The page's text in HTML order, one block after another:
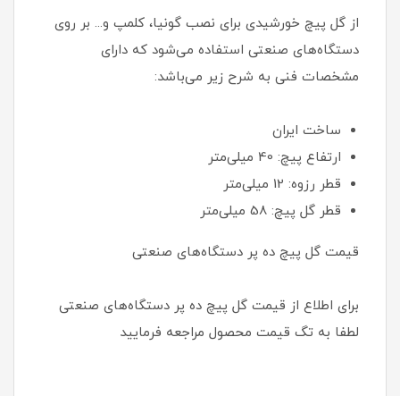
از گل پیچ خورشیدی برای نصب گونیا، کلمپ و... بر روی
دستگاه‌های صنعتی استفاده می‌شود که دارای
مشخصات فنی به شرح زیر می‌باشد:
ساخت ایران
ارتفاع پیچ: 40 میلی‌متر
قطر رزوه: 12 میلی‌متر
قطر گل پیچ: 58 میلی‌متر
قیمت گل پیچ ده پر دستگاه‌های صنعتی
برای اطلاع از قیمت گل پیچ ده پر دستگاه‌های صنعتی
لطفا به تگ قیمت محصول مراجعه فرمایید